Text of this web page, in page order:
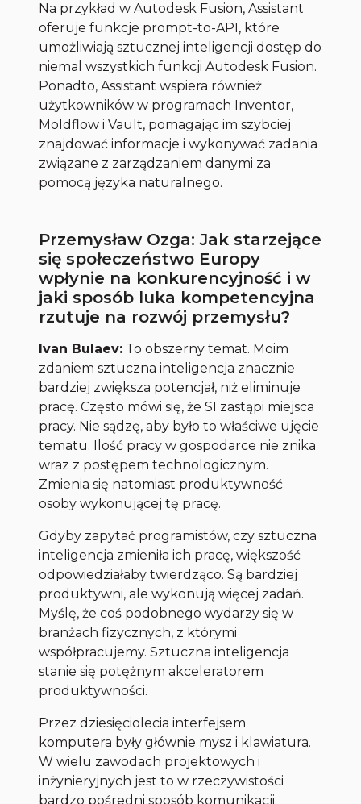
Na przykład w Autodesk Fusion, Assistant
oferuje funkcje prompt-to-API, które
umożliwiają sztucznej inteligencji dostęp do
niemal wszystkich funkcji Autodesk Fusion.
Ponadto, Assistant wspiera również
użytkowników w programach Inventor,
Moldflow i Vault, pomagając im szybciej
znajdować informacje i wykonywać zadania
związane z zarządzaniem danymi za
pomocą języka naturalnego.
Przemysław Ozga: Jak starzejące
się społeczeństwo Europy
wpłynie na konkurencyjność i w
jaki sposób luka kompetencyjna
rzutuje na rozwój przemysłu?
Ivan Bulaev: To obszerny temat. Moim
zdaniem sztuczna inteligencja znacznie
bardziej zwiększa potencjał, niż eliminuje
pracę. Często mówi się, że SI zastąpi miejsca
pracy. Nie sądzę, aby było to właściwe ujęcie
tematu. Ilość pracy w gospodarce nie znika
wraz z postępem technologicznym.
Zmienia się natomiast produktywność
osoby wykonującej tę pracę.
Gdyby zapytać programistów, czy sztuczna
inteligencja zmieniła ich pracę, większość
odpowiedziałaby twierdząco. Są bardziej
produktywni, ale wykonują więcej zadań.
Myślę, że coś podobnego wydarzy się w
branżach fizycznych, z którymi
współpracujemy. Sztuczna inteligencja
stanie się potężnym akceleratorem
produktywności.
Przez dziesięciolecia interfejsem
komputera były głównie mysz i klawiatura.
W wielu zawodach projektowych i
inżynieryjnych jest to w rzeczywistości
bardzo pośredni sposób komunikacji.